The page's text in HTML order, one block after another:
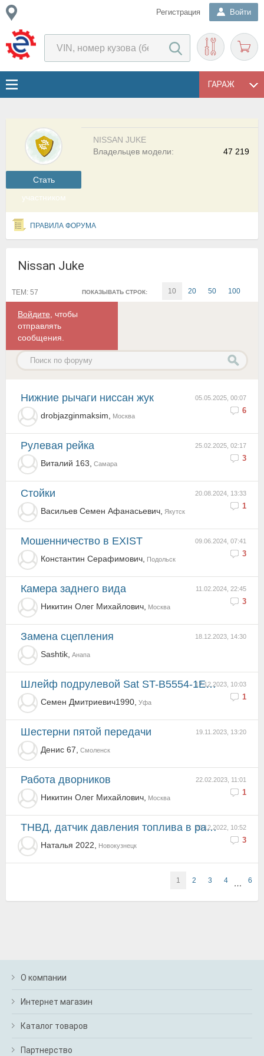
Регистрация Войти
ГАРАЖ
Cтать
участником
NISSAN JUKE
47 219
Владельцев модели:
ПРАВИЛА ФОРУМА
Nissan Juke
ПОКАЗЫВАТЬ СТРОК: 10 20 50 100
ТЕМ: 57
Войдите , чтобы
отправлять
сообщения.
05.05.2025, 00:07
6
нижние рычаги ниссан жук
drobjazginmaksim, Москва
25.02.2025, 02:17
3
Рулевая рейка
Виталий 163, Самара
20.08.2024, 13:33
1
Стойки
Васильев Семен Афанасьевич, Якутск
09.06.2024, 07:41
3
Мошенничество в EXIST
Константин Серафимович, Подольск
11.02.2024, 22:45
3
Камера заднего вида
Никитин Олег Михайлович, Москва
18.12.2023, 14:30
Замена сцепления
Sashtik, Анапа
17.12.2023, 10:03
1
Шлейф подрулевой Sat ST-B5554-1EK0A
Семен Дмитриевич1990, Уфа
19.11.2023, 13:20
Шестерни пятой передачи
Денис 67, Смоленск
22.02.2023, 11:01
1
Работа дворников
Никитин Олег Михайлович, Москва
26.12.2022, 10:52
3
ТНВД, датчик давления топлива в рампе
Наталья 2022, Новокузнецк
1 2 3 4 … 6
О компании
Интернет магазин
Каталог товаров
Партнерство